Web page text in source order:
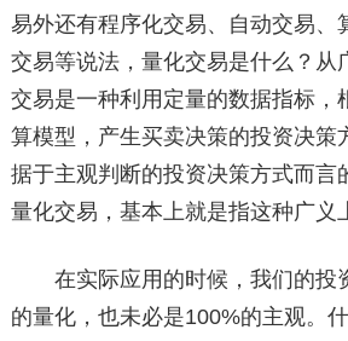
易外还有程序化交易、自动交易、
交易等说法，量化交易是什么？从
交易是一种利用定量的数据指标，
算模型，产生买卖决策的投资决策
据于主观判断的投资决策方式而言
量化交易，基本上就是指这种广义
在实际应用的时候，我们的投
的量化，也未必是100%的主观。